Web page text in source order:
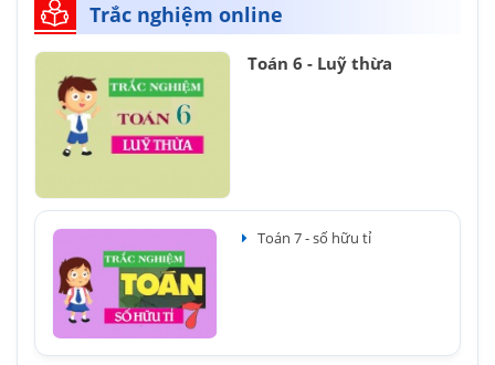
Trắc nghiệm online
Toán 6 - Luỹ thừa
Toán 7 - số hữu tỉ